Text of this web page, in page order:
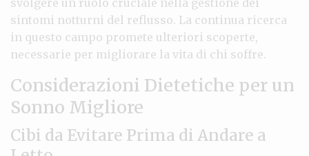
sintomi notturni del reflusso. La continua ricerca
in questo campo promete ulteriori scoperte,
necessarie per migliorare la vita di chi soffre.
Considerazioni Dietetiche per un
Sonno Migliore
Cibi da Evitare Prima di Andare a